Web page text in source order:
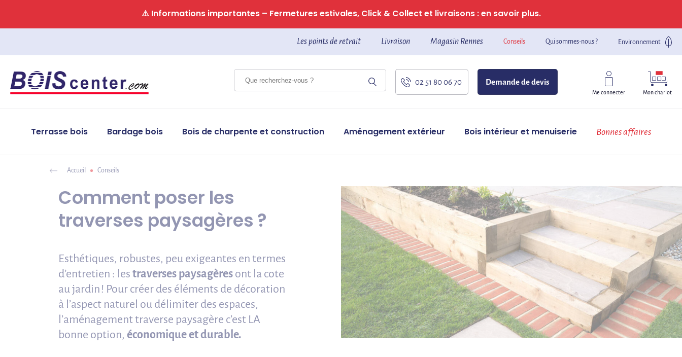
⚠️ Informations importantes – Fermetures estivales, Click & Collect et livraisons : en savoir plus.
Les points de retrait Livraison Magasin Rennes Conseils Qui sommes-nous ? Environnement
02 51 80 06 70 Demande de devis
Me connecter Mon chariot
Terrasse bois Bardage bois Bois de charpente et construction Aménagement extérieur Bois intérieur et menuiserie Bonnes affaires
Accueil Conseils
Comment poser les
traverses paysagères ?
Esthétiques, robustes, peu exigeantes en termes
d’entretien : les traverses paysagèresont la cote
au jardin ! Pour créer des éléments de décoration
à l’aspect naturel ou délimiter des espaces,
l’aménagement traverse paysagère c’est LA
bonne option, économique et durable.